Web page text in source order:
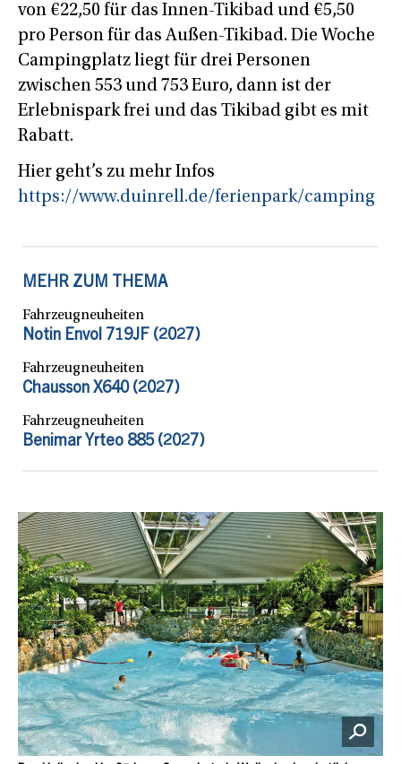
von €22,50 für das Innen-Tikibad und €5,50
pro Person für das Außen-Tikibad. Die Woche
Campingplatz liegt für drei Personen
zwischen 553 und 753 Euro, dann ist der
Erlebnispark frei und das Tikibad gibt es mit
Rabatt.
Hier geht’s zu mehr Infos
https://www.duinrell.de/ferienpark/camping
MEHR ZUM THEMA
Fahrzeugneuheiten
Notin Envol 719JF (2027)
Fahrzeugneuheiten
Chausson X640 (2027)
Fahrzeugneuheiten
Benimar Yrteo 885 (2027)